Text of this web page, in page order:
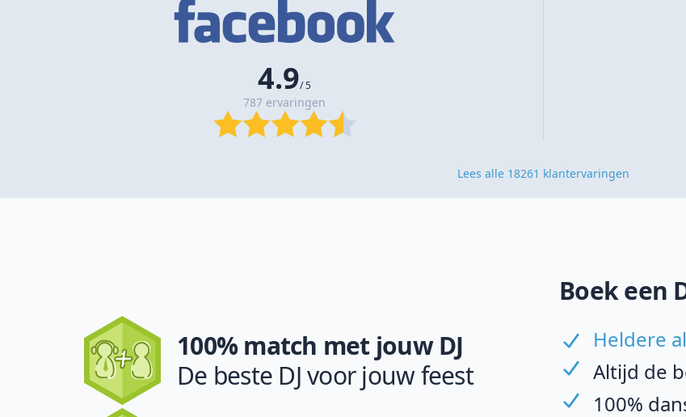
4.9/ 5
787 ervaringen
Lees alle 18261 klantervaringen
100% match met jouw DJ
De beste DJ voor jouw feest
Boek een
Heldere
Altijd de
100%